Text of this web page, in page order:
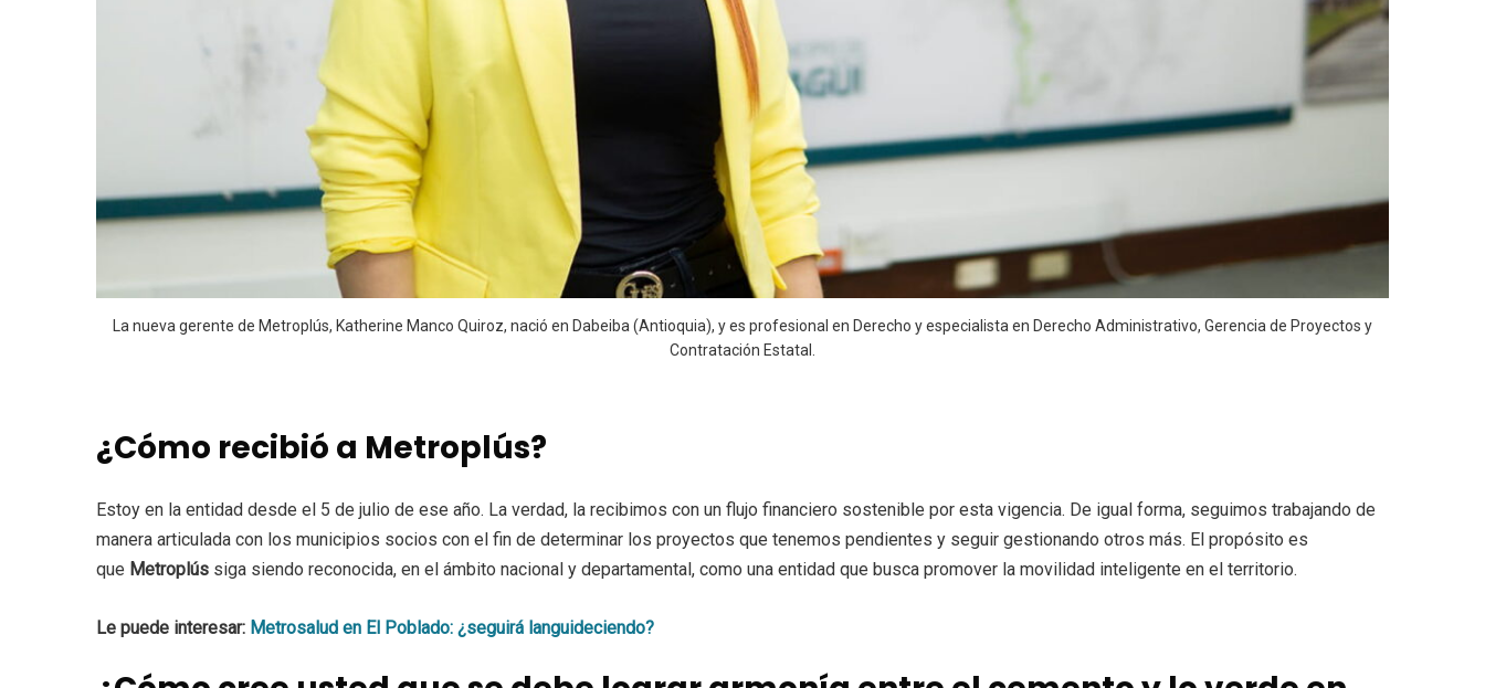
La nueva gerente de Metroplús, Katherine Manco Quiroz, nació en Dabeiba (Antioquia), y es profesional en Derecho y especialista en Derecho Administrativo, Gerencia de Proyectos y
Contratación Estatal.
¿Cómo recibió a Metroplús?
Estoy en la entidad desde el 5 de julio de ese año. La verdad, la recibimos con un flujo financiero sostenible por esta vigencia. De igual forma, seguimos trabajando de
manera articulada con los municipios socios con el fin de determinar los proyectos que tenemos pendientes y seguir gestionando otros más. El propósito es
que Metroplús siga siendo reconocida, en el ámbito nacional y departamental, como una entidad que busca promover la movilidad inteligente en el territorio.
Le puede interesar: Metrosalud en El Poblado: ¿seguirá languideciendo?